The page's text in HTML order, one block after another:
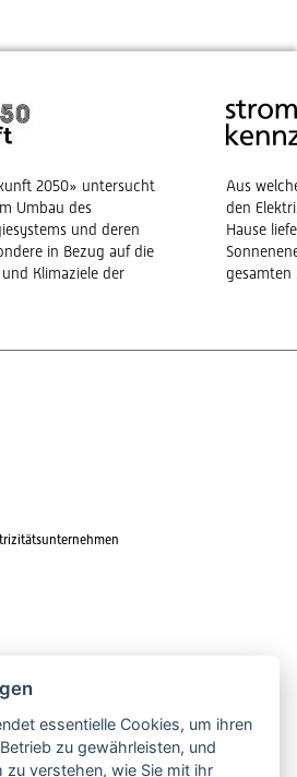
2050» untersucht
Umbau des
und deren
in Bezug auf die
Klimaziele der
Aus
den
Hause
gesamten
abonnieren
essentielle Cookies, um ihren
zu gewährleisten, und
zu verstehen, wie Sie mit ihr